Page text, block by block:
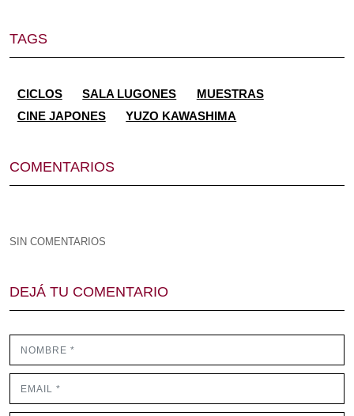
TAGS
CICLOS SALA LUGONES
MUESTRAS
CINE JAPONES
YUZO KAWASHIMA
COMENTARIOS
SIN COMENTARIOS
DEJÁ TU COMENTARIO